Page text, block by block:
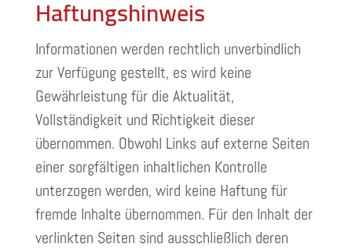
Haftungshinweis
Informationen werden rechtlich unverbindlich
zur Verfügung gestellt, es wird keine
Gewährleistung für die Aktualität,
Vollständigkeit und Richtigkeit dieser
übernommen. Obwohl Links auf externe Seiten
einer sorgfältigen inhaltlichen Kontrolle
unterzogen werden, wird keine Haftung für
fremde Inhalte übernommen. Für den Inhalt der
verlinkten Seiten sind ausschließlich deren